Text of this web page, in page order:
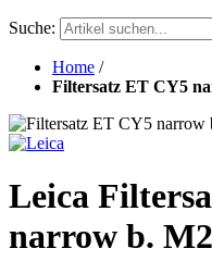
Suche:
Home /
Filtersatz ET CY5
Leica
narrow b.